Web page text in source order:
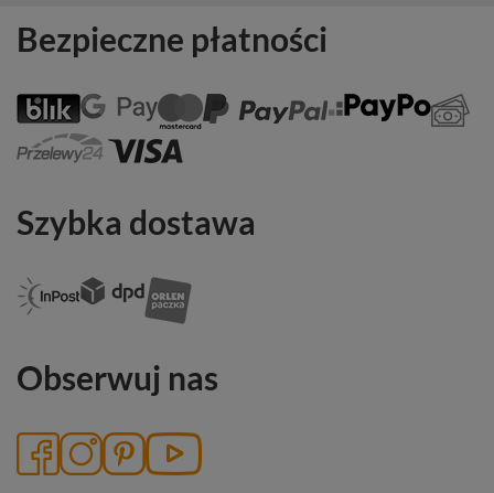
Bezpieczne płatności
Szybka dostawa
Obserwuj nas